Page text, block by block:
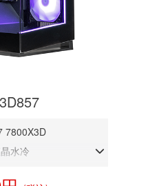
7800X3D
水冷